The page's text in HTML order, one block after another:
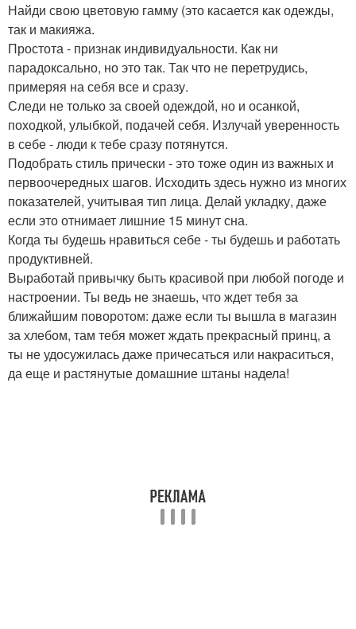
Найди свою цветовую гамму (это касается как одежды,
так и макияжа.
Простота - признак индивидуальности. Как ни
парадоксально, но это так. Так что не перетрудись,
примеряя на себя все и сразу.
Следи не только за своей одеждой, но и осанкой,
походкой, улыбкой, подачей себя. Излучай уверенность
в себе - люди к тебе сразу потянутся.
Подобрать стиль прически - это тоже один из важных и
первоочередных шагов. Исходить здесь нужно из многих
показателей, учитывая тип лица. Делай укладку, даже
если это отнимает лишние 15 минут сна.
Когда ты будешь нравиться себе - ты будешь и работать
продуктивней.
Выработай привычку быть красивой при любой погоде и
настроении. Ты ведь не знаешь, что ждет тебя за
ближайшим поворотом: даже если ты вышла в магазин
за хлебом, там тебя может ждать прекрасный принц, а
ты не удосужилась даже причесаться или накраситься,
да еще и растянутые домашние штаны надела!